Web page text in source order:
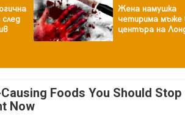
Жена намушка
четирима мъже
центъра на
Foods You Should Stop
Now